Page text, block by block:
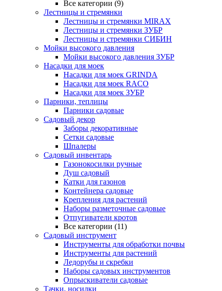
Все категории (9)
Лестницы и стремянки
Лестницы и стремянки MIRAX
Лестницы и стремянки ЗУБР
Лестницы и стремянки СИБИН
Мойки высокого давления
Мойки высокого давления ЗУБР
Насадки для моек
Насадки для моек GRINDA
Насадки для моек RACO
Насадки для моек ЗУБР
Парники, теплицы
Парники садовые
Садовый декор
Заборы декоративные
Сетки садовые
Шпалеры
Садовый инвентарь
Газонокосилки ручные
Душ садовый
Катки для газонов
Контейнера садовые
Крепления для растений
Наборы разметочные садовые
Отпугиватели кротов
Все категории (11)
Садовый инструмент
Инструменты для обработки почвы
Инструменты для растений
Ледорубы и скребки
Наборы садовых инструментов
Опрыскиватели садовые
Тачки, носилки